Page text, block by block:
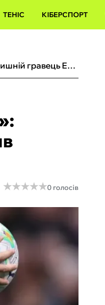
ТЕНІС КІБЕРСПОРТ
«Грає краще, ніж про нього думають»: колишній гравець Евертона відзначив суттєвий прогрес Миколенка
★★★★★
★★★★★0 голосів